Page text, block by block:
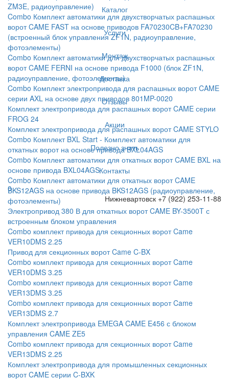
Каталог
Услуги
Монтаж
Доставка
Отзывы
Акции
Полезно знать
Контакты
0
Нижневартовск +7 (922) 253-11-88
ZM3E, радиоуправление)
Combo Комплект автоматики для двухстворчатых распашных
ворот CAME FAST на основе приводов FA70230CB+FA70230
(встроенный блок управления ZF1N, радиоуправление,
фотоэлементы)
Combo Комплект автоматики для двухстворчатых распашных
ворот CAME FERNI на основе привода F1000 (блок ZF1N,
радиоуправление, фотоэлементы)
Combo Комплект электропривода для распашных ворот CAME
серии AXL на основе двух приводов 801MP-0020
Комплект электропривода для распашных ворот CAME серии
FROG 24
Комплект электропривода для распашных ворот CAME STYLO
Combo Комплект BXL Start - Комплект автоматики для
откатных ворот на основе привода BXL04AGS
Combo Комплект автоматики для откатных ворот CAME BXL на
основе привода BXL04AGS
Combo Комплект автоматики для откатных ворот CAME
BKS12AGS на основе привода BKS12AGS (радиоуправление,
фотоэлементы)
Электропривод 380 В для откатных ворот CAME BY-3500T с
встроенным блоком управления
Combo комплект привода для секционных ворот Came
VER10DMS 2.25
Привод для секционных ворот Came C-BX
Combo комплект привода для секционных ворот Came
VER10DMS 3.25
Combo комплект привода для секционных ворот Came
VER13DMS 3.25
Combo комплект привода для секционных ворот Came
VER13DMS 2.7
Комплект электропривода EMEGA CAME E456 с блоком
управления CAME ZE5
Combo комплект привода для секционных ворот Came
VER13DMS 2.25
Комплект электропривода для промышленных секционных
ворот CAME серии C-BXK